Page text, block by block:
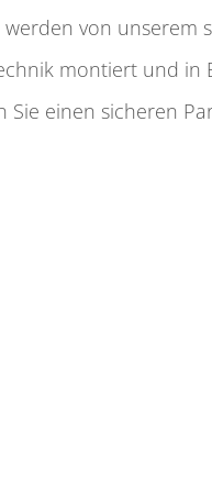
von unserem
montiert und in
Sie einen sicheren